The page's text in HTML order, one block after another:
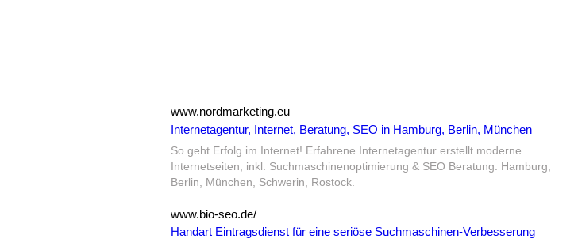
www.nordmarketing.eu
Internetagentur, Internet, Beratung, SEO in Hamburg, Berlin, München
So geht Erfolg im Internet! Erfahrene Internetagentur erstellt moderne
Internetseiten, inkl.
Suchmaschinenoptimierung & SEO Beratung. Hamburg,
Berlin, München, Schwerin, Rostock.
www.bio-seo.de/
Handart Eintragsdienst für eine seriöse Suchmaschinen-Verbesserung